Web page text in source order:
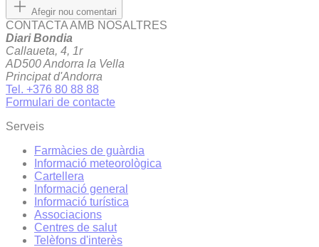
Afegir nou comentari
CONTACTA AMB NOSALTRES
Diari Bondia
Callaueta, 4, 1r
AD500 Andorra la Vella
Principat d'Andorra
Tel. +376 80 88 88
Formulari de contacte
Serveis
Farmàcies de guàrdia
Informació meteorològica
Cartellera
Informació general
Informació turística
Associacions
Centres de salut
Telèfons d'interès